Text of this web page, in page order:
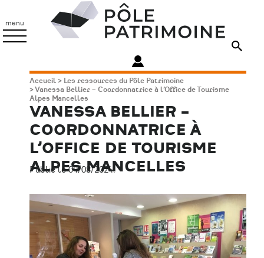
contenu
principal
menu
Patrimoine
Fil
d'Ariane
Accueil
Les ressources du Pôle Patrimoine
Vanessa Bellier – Coordonnatrice à l’Office de Tourisme
Alpes Mancelles
VANESSA BELLIER –
COORDONNATRICE À
L’OFFICE DE TOURISME
ALPES MANCELLES
Publié le 09/08/2024.
Image
principale